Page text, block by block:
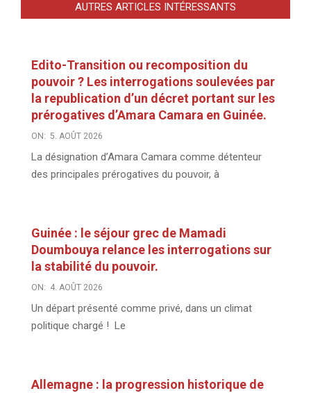
AUTRES ARTICLES INTÉRESSANTS
Edito-Transition ou recomposition du
pouvoir ? Les interrogations soulevées par
la republication d’un décret portant sur les
prérogatives d’Amara Camara en Guinée.
ON: 5. AOÛT 2026
La désignation d’Amara Camara comme détenteur
des principales prérogatives du pouvoir, à
Guinée : le séjour grec de Mamadi
Doumbouya relance les interrogations sur
la stabilité du pouvoir.
ON: 4. AOÛT 2026
Un départ présenté comme privé, dans un climat
politique chargé ! Le
Allemagne : la progression historique de